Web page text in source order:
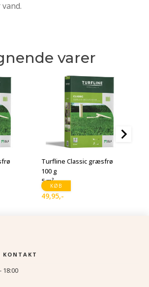
varer
KØB
Turfline Classic græsfrø
100 g
5 m²
49,95,-
18:00